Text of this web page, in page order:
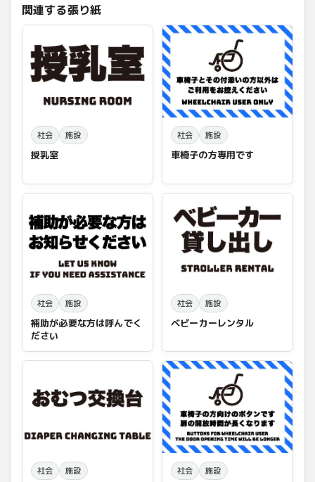
関連する張り紙
社会 施設
授乳室
社会 施設
車椅子の方専用です
社会 施設
補助が必要な方は呼んでく
ださい
社会 施設
ベビーカーレンタル
社会 施設 社会 施設